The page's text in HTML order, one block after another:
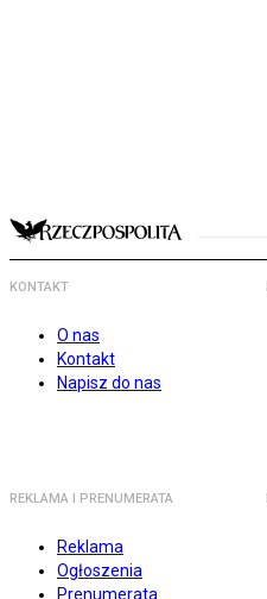
KONTAKT
O nas
Kontakt
Napisz do nas
REKLAMA I PRENUMERATA
Reklama
Ogłoszenia
Prenumerata